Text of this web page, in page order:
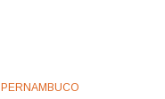
PERNAMBUCO